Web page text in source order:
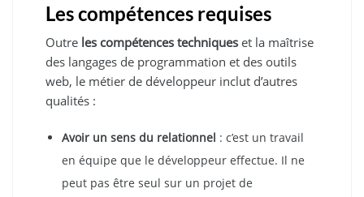
Les compétences requises
Outre les compétences techniques et la maîtrise
des langages de programmation et des outils
web, le métier de développeur inclut d’autres
qualités :
Avoir un sens du relationnel : c’est un travail
en équipe que le développeur effectue. Il ne
peut pas être seul sur un projet de